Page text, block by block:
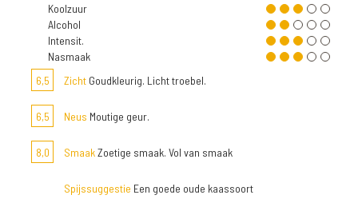
Koolzuur
Alcohol
Intensit.
Nasmaak
6,5
Zicht Goudkleurig. Licht troebel.
6,5 Neus Moutige geur.
8,0 SmaakZoetige smaak. Vol van smaak
Spijssuggestie Een goede oude kaassoort